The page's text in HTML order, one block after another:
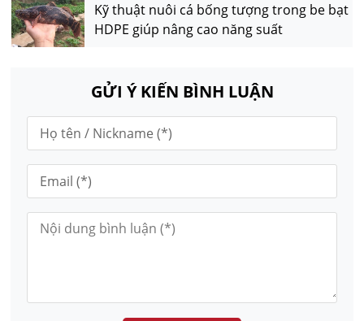
Kỹ thuật nuôi cá bống tượng trong be bạt
HDPE giúp nâng cao năng suất
GỬI Ý KIẾN BÌNH LUẬN